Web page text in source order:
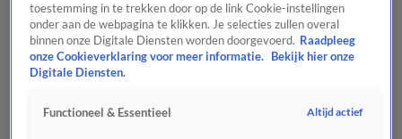
toestemming in te trekken door op de link Cookie-instellingen
onder aan de webpagina te klikken. Je selecties zullen overal
binnen onze Digitale Diensten worden doorgevoerd. Raadpleeg
onze Cookieverklaring voor meer informatie.
Bekijk hier onze
Digitale Diensten.
Functioneel & Essentieel Altijd actief